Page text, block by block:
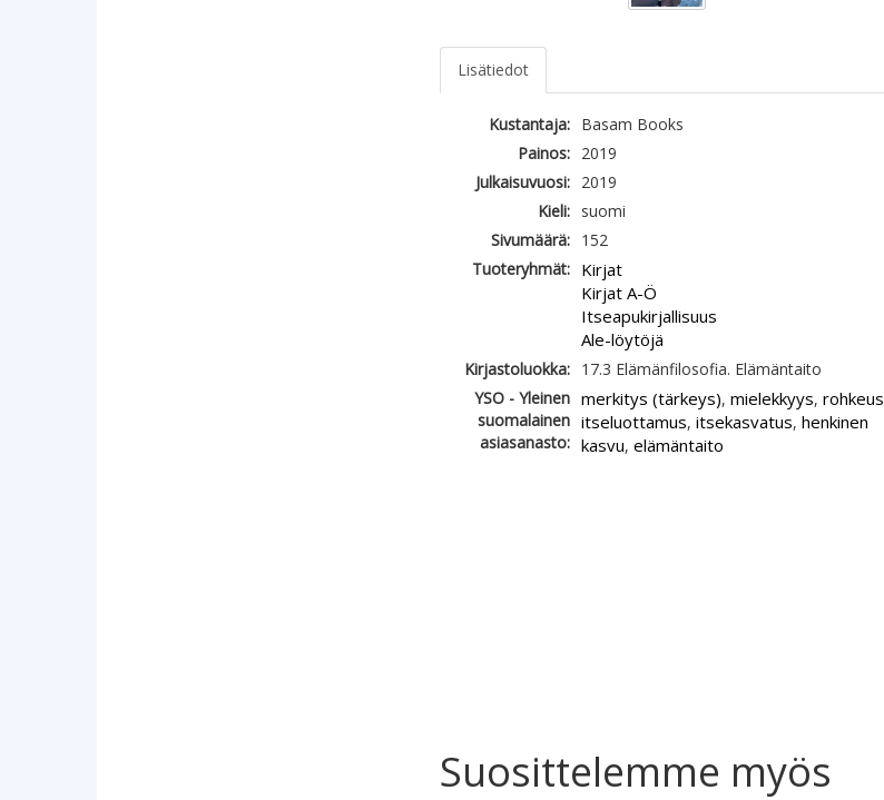
Lisätiedot
Kustantaja:
Basam Books
Painos:
2019
Julkaisuvuosi:
2019
Kieli:
suomi
Sivumäärä:
152
Tuoteryhmät:
Kirjat
Kirjat A-Ö
Itseapukirjallisuus
Ale-löytöjä
Kirjastoluokka:
17.3 Elämänfilosofia. Elämäntaito
YSO - Yleinen
suomalainen
asiasanasto:
merkitys (tärkeys), mielekkyys, rohkeus
itseluottamus, itsekasvatus, henkinen
kasvu, elämäntaito
Suosittelemme myös